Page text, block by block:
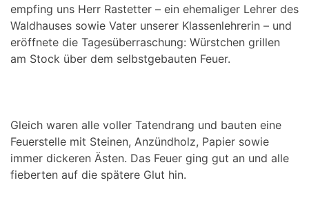
empfing uns Herr Rastetter – ein ehemaliger Lehrer des
Waldhauses sowie Vater unserer Klassenlehrerin – und
eröffnete die Tagesüberraschung: Würstchen grillen
am Stock über dem selbstgebauten Feuer.
Gleich waren alle voller Tatendrang und bauten eine
Feuerstelle mit Steinen, Anzündholz, Papier sowie
immer dickeren Ästen. Das Feuer ging gut an und alle
fieberten auf die spätere Glut hin.